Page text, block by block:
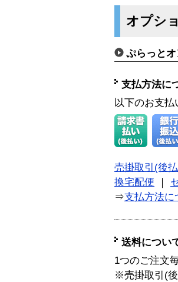
オプシ
ぷらっと
支払方法に
以下のお支
売掛取引(後
換宅配便
⇒支払方法に
送料につい
1つのご注文
※売掛取引(